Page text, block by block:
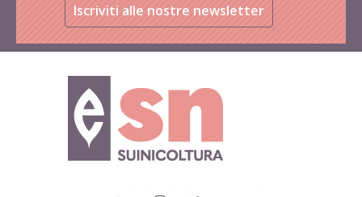
Iscriviti alle nostre newsletter